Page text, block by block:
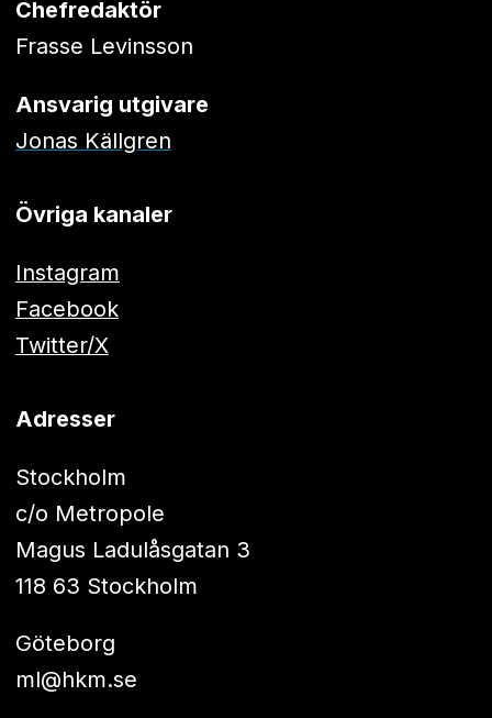
Chefredaktör
Frasse Levinsson
Ansvarig utgivare
Jonas Källgren
Övriga kanaler
Instagram
Facebook
Twitter/X
Adresser
Stockholm
c/o Metropole
Magus Ladulåsgatan 3
118 63 Stockholm
Göteborg
ml@hkm.se